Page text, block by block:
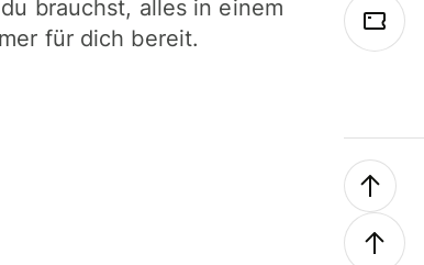
brauchst, alles in einem
für dich bereit.